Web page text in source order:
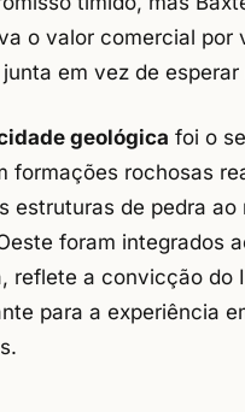
o valor comercial por
em vez de
geológica foi o
formações rochosas
estruturas de pedra
foram integrados
reflete a convicção do
para a experiência